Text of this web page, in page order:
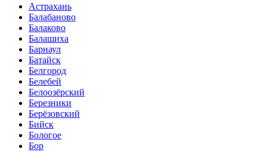
Астрахань
Балабаново
Балаково
Балашиха
Барнаул
Батайск
Белгород
Белебей
Белоозёрский
Березники
Берёзовский
Бийск
Бологое
Бор